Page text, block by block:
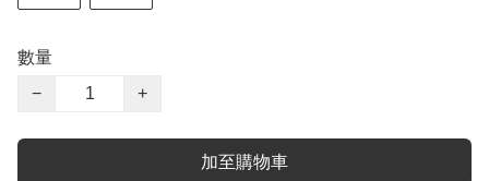
數量
−
+
加至購物車